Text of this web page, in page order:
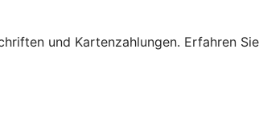
und Kartenzahlungen. Erfahren